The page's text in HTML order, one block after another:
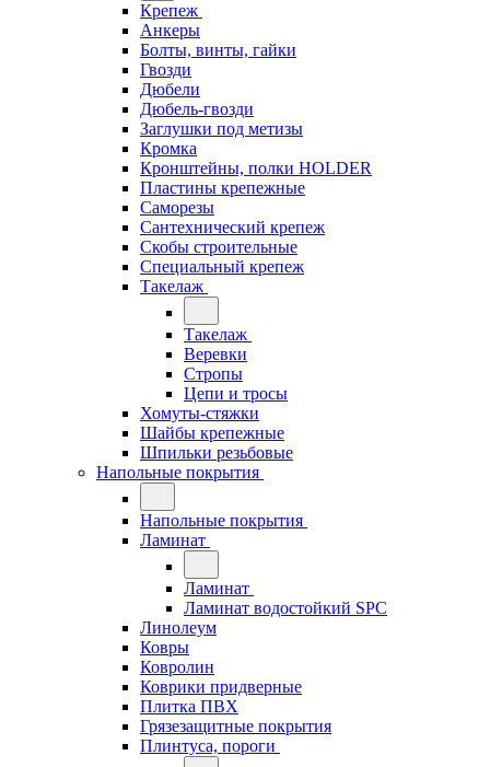
Крепеж
Анкеры
Болты, винты, гайки
Гвозди
Дюбели
Дюбель-гвозди
Заглушки под метизы
Кромка
Кронштейны, полки НОLDER
Пластины крепежные
Саморезы
Сантехнический крепеж
Скобы строительные
Специальный крепеж
Такелаж
Такелаж
Веревки
Стропы
Цепи и тросы
Хомуты-стяжки
Шайбы крепежные
Шпильки резьбовые
Напольные покрытия
Напольные покрытия
Ламинат
Ламинат
Ламинат водостойкий SPC
Линолеум
Ковры
Ковролин
Коврики придверные
Плитка ПВХ
Грязезащитные покрытия
Плинтуса, пороги